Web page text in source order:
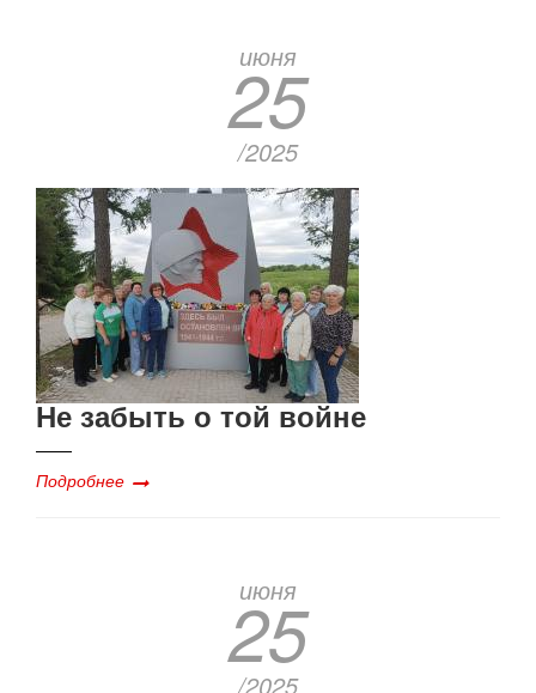
июня
25
/2025
Не забыть о той войне
Подробнее
июня
25
/2025